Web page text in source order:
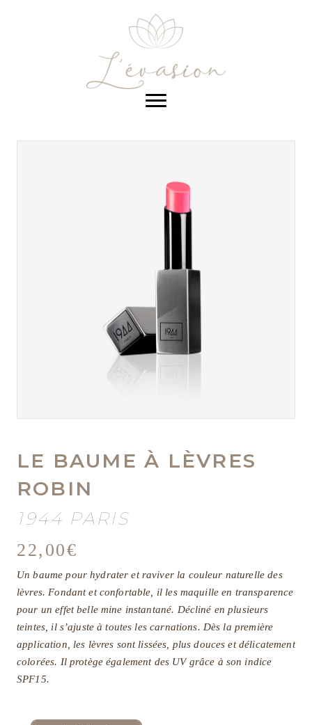
LE BAUME À LÈVRES
ROBIN
1944 PARIS
22,00€
Un baume pour hydrater et raviver la couleur naturelle des
lèvres. Fondant et confortable, il les maquille en transparence
pour un effet belle mine instantané. Décliné en plusieurs
teintes, il s’ajuste à toutes les carnations. Dès la première
application, les lèvres sont lissées, plus douces et délicatement
colorées. Il protège également des UV grâce à son indice
SPF15.